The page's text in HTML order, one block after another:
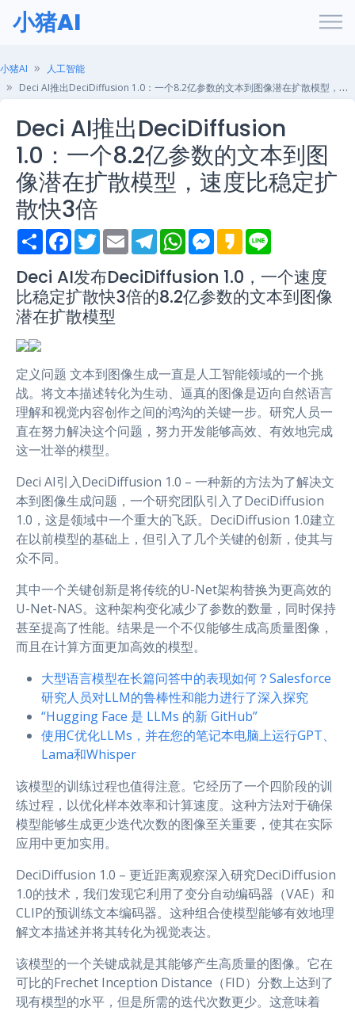
小猪AI
小猪AI
人工智能
Deci AI推出DeciDiffusion 1.0：一个8.2亿参数的文本到图像潜在扩散模型，速度比稳定扩散快3倍
Deci AI推出DeciDiffusion
1.0：一个8.2亿参数的文本到图
像潜在扩散模型，速度比稳定扩
散快3倍
S
h
r
e
F
a
e
b
o
o
k
T
w
t
t
e
r
E
m
i
l
T
e
e
g
r
W
h
t
s
A
M
e
s
e
n
K
a
a
o
e
Deci AI发布DeciDiffusion 1.0，一个速度
比稳定扩散快3倍的8.2亿参数的文本到图像
潜在扩散模型
定义问题 文本到图像生成一直是人工智能领域的一个挑
战。将文本描述转化为生动、逼真的图像是迈向自然语言
理解和视觉内容创作之间的鸿沟的关键一步。研究人员一
直在努力解决这个问题，努力开发能够高效、有效地完成
这一壮举的模型。
Deci AI引入DeciDiffusion 1.0 – 一种新的方法为了解决文
本到图像生成问题，一个研究团队引入了DeciDiffusion
1.0，这是领域中一个重大的飞跃。DeciDiffusion 1.0建立
在以前模型的基础上，但引入了几个关键的创新，使其与
众不同。
其中一个关键创新是将传统的U-Net架构替换为更高效的
U-Net-NAS。这种架构变化减少了参数的数量，同时保持
甚至提高了性能。结果是一个不仅能够生成高质量图像，
而且在计算方面更加高效的模型。
大型语言模型在长篇问答中的表现如何？Salesforce
研究人员对LLM的鲁棒性和能力进行了深入探究
“Hugging Face 是 LLMs 的新 GitHub”
使用C优化LLMs，并在您的笔记本电脑上运行GPT、
Lama和Whisper
该模型的训练过程也值得注意。它经历了一个四阶段的训
练过程，以优化样本效率和计算速度。这种方法对于确保
模型能够生成更少迭代次数的图像至关重要，使其在实际
应用中更加实用。
DeciDiffusion 1.0 – 更近距离观察深入研究DeciDiffusion
1.0的技术，我们发现它利用了变分自动编码器（VAE）和
CLIP的预训练文本编码器。这种组合使模型能够有效地理
解文本描述并将其转化为视觉表达。
该模型的一个关键成就是其能够产生高质量的图像。它在
可比的Frechet Inception Distance（FID）分数上达到了
现有模型的水平，但是所需的迭代次数更少。这意味着